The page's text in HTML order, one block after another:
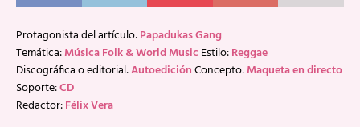
Protagonista del artículo:Papadukas Gang
Temática:Música Folk & World Music Estilo:Reggae
Discográfica o editorial:AutoediciónConcepto:Maqueta en directo
Soporte:CD
Redactor:Félix Vera